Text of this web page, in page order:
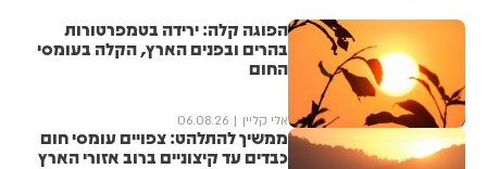
הפוגה קלה: ירידה בטמפרטורות
בהרים ובפנים הארץ, הקלה בעומסי
החום
אלי קליין 06.08.26
ממשיך להתלהט: צפויים עומסי חום
כבדים עד קיצוניים ברוב אזורי הארץ